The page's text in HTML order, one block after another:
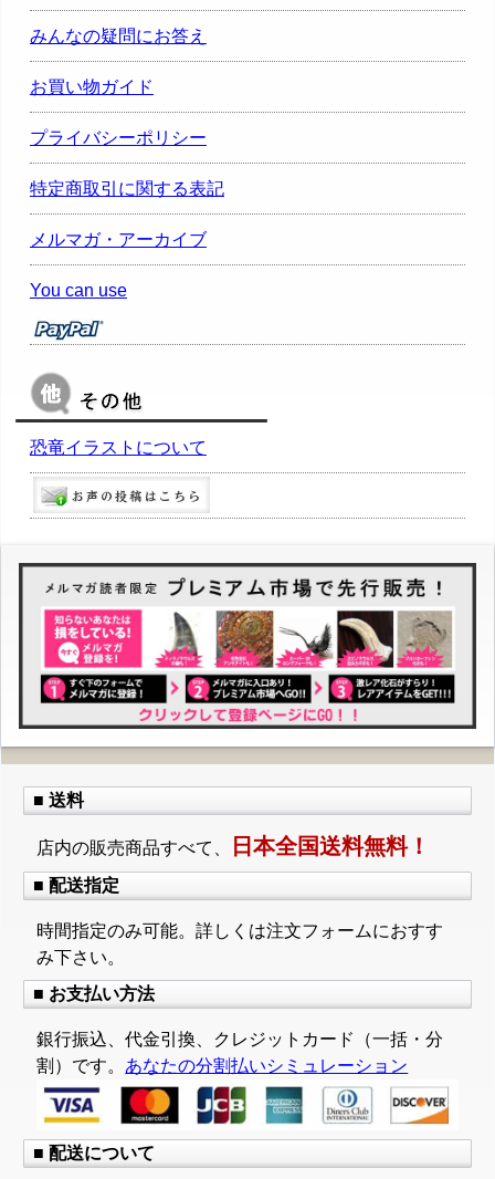
みんなの疑問にお答え
お買い物ガイド
プライバシーポリシー
特定商取引に関する表記
メルマガ・アーカイブ
You can use
恐竜イラストについて
■ 送料
店内の販売商品すべて、 日本全国送料無料！
■ 配送指定
時間指定のみ可能。詳しくは注文フォームにおすす
み下さい。
■ お支払い方法
銀行振込、代金引換、クレジットカード（一括・分
割）です。 あなたの分割払いシミュレーション
■ 配送について